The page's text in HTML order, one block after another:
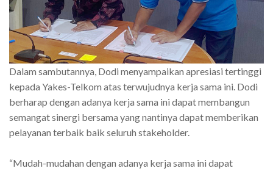
Dalam sambutannya, Dodi menyampaikan apresiasi tertinggi
kepada Yakes-Telkom atas terwujudnya kerja sama ini. Dodi
berharap dengan adanya kerja sama ini dapat membangun
semangat sinergi bersama yang nantinya dapat memberikan
pelayanan terbaik baik seluruh stakeholder.
“Mudah-mudahan dengan adanya kerja sama ini dapat